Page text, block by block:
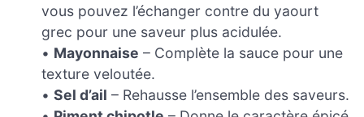
vous pouvez l’échanger contre du yaourt
grec pour une saveur plus acidulée.
• Mayonnaise – Complète la sauce pour une
texture veloutée.
•Sel d’ail – Rehausse l’ensemble des saveurs.